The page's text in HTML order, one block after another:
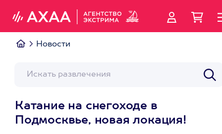
Новости
Катание на снегоходе в
Подмосквье, новая локация!